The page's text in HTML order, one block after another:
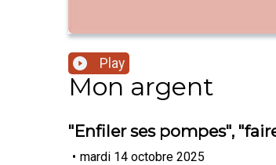
Play
Mon argent
"Enfiler ses pompes",
• mardi 14 octobre 2025